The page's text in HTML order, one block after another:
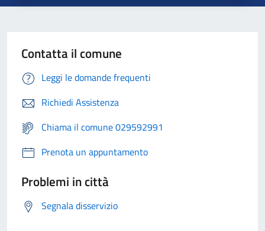
Contatta il comune
Leggi le domande frequenti
Richiedi Assistenza
Chiama il comune 029592991
Prenota un appuntamento
Problemi in città
Segnala disservizio